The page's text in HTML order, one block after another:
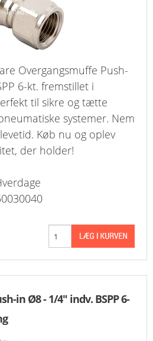
Overgangsmuffe Push-
6-kt. fremstillet i
til sikre og tætte
systemer. Nem
Køb nu og oplev
der holder!
in Ø8 - 1/4" indv. BSPP 6-